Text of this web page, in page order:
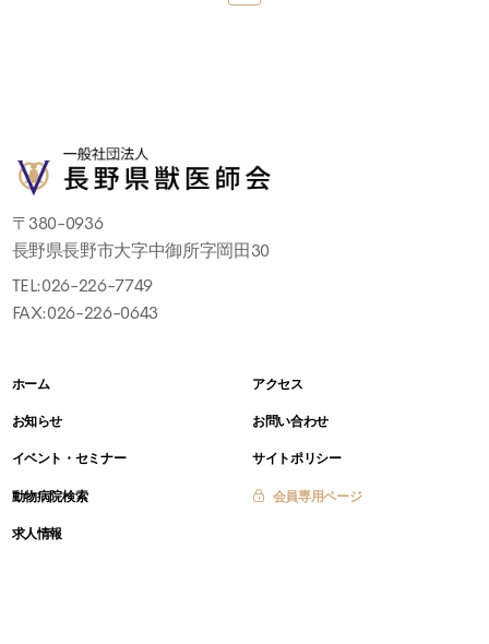
〒380-0936
長野県長野市大字中御所字岡田30
TEL:026-226-7749
FAX:026-226-0643
ホーム
お知らせ
イベント・セミナー
動物病院検索
求人情報
アクセス
お問い合わせ
サイトポリシー
会員専用ページ